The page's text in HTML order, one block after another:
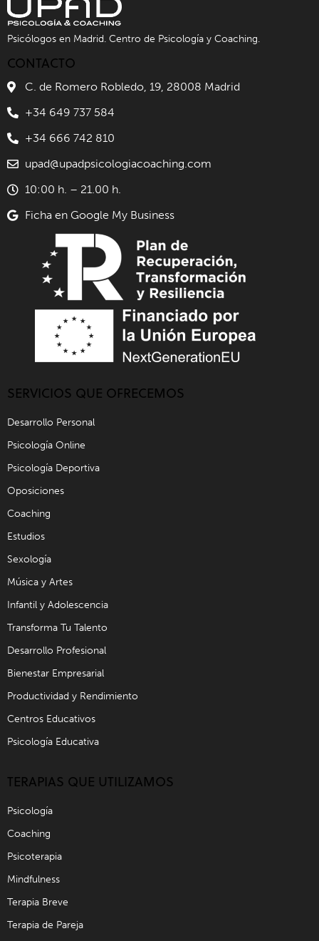
Psicólogos en Madrid. Centro de Psicología y Coaching.
CONTACTO
C. de Romero Robledo, 19, 28008 Madrid
+34 649 737 584
+34 666 742 810
upad@upadpsicologiacoaching.com
10:00 h. – 21.00 h.
Ficha en Google My Business
SERVICIOS QUE OFRECEMOS
Desarrollo Personal
Psicología Online
Psicología Deportiva
Oposiciones
Coaching
Estudios
Sexología
Música y Artes
Infantil y Adolescencia
Transforma Tu Talento
Desarrollo Profesional
Bienestar Empresarial
Productividad y Rendimiento
Centros Educativos
Psicología Educativa
TERAPIAS QUE UTILIZAMOS
Psicología
Coaching
Psicoterapia
Mindfulness
Terapia Breve
Terapia de Pareja